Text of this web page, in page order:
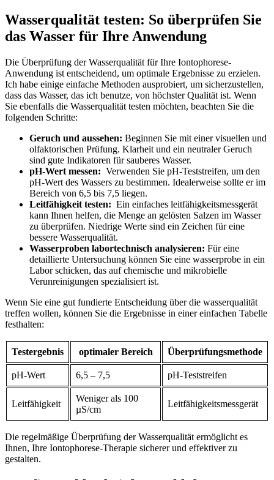
Wasserqualität testen: So überprüfen ‌Sie
das Wasser für Ihre Anwendung
Die Überprüfung der Wasserqualität für Ihre Iontophorese-
Anwendung ⁣ist entscheidend, um⁣ optimale Ergebnisse zu erzielen.
‌Ich habe einige einfache​ Methoden ausprobiert, um sicherzustellen,
dass das Wasser, ‍das ich benutze, von höchster Qualität ist. Wenn
⁣Sie ebenfalls⁢ die Wasserqualität testen möchten, beachten Sie die
folgenden‍ Schritte:
Geruch und aussehen: Beginnen Sie mit einer visuellen und
olfaktorischen Prüfung.‍ Klarheit und ein neutraler Geruch⁣
sind​ gute ⁣Indikatoren für sauberes Wasser.
pH-Wert messen: ⁣ Verwenden Sie pH-Teststreifen, um den
pH-Wert des Wassers zu bestimmen. Idealerweise⁣ sollte ⁢er im
Bereich von 6,5 bis 7,5 liegen.
Leitfähigkeit testen: ‌ Ein einfaches leitfähigkeitsmessgerät
‍kann Ihnen helfen, die Menge⁤ an gelösten⁣ Salzen im Wasser
zu‌ überprüfen. Niedrige Werte sind ein Zeichen für eine
bessere Wasserqualität.
Wasserproben labortechnisch analysieren: Für eine
detaillierte⁤ Untersuchung können Sie eine wasserprobe in ein
Labor schicken,‌ das auf ‌chemische und mikrobielle
Verunreinigungen‌ spezialisiert ‍ist.
Wenn Sie ⁢eine gut fundierte ‍Entscheidung über die wasserqualität
treffen wollen,⁣ können⁢ Sie die Ergebnisse in ‍einer ​einfachen Tabelle
festhalten:
Testergebnis optimaler ‌Bereich Überprüfungsmethode
pH-Wert 6,5 – 7,5 pH-Teststreifen
Leitfähigkeit
Weniger‌ als 100
µS/cm
Leitfähigkeitsmessgerät
Die regelmäßige Überprüfung der⁤ Wasserqualität ermöglicht es
⁢Ihnen, Ihre Iontophorese-Therapie sicherer und effektiver zu⁤
gestalten.